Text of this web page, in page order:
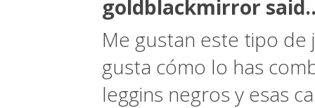
goldblackmirror
Me gustan este tipo de
gusta cómo lo has
leggins negros y esas